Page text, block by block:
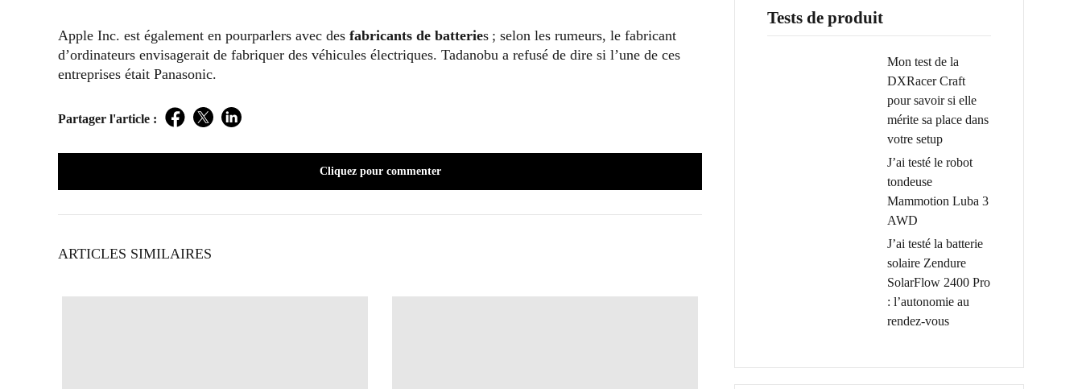
Apple Inc. est également en pourparlers avec des fabricants de batteries ; selon les rumeurs, le fabricant
d’ordinateurs envisagerait de fabriquer des véhicules électriques. Tadanobu a refusé de dire si l’une de ces
entreprises était Panasonic.
Partager l'article : Facebook
TwitterLinkedIn
Cliquez pour commenter
ARTICLES SIMILAIRES
Tests de produit
Mon test de la
DXRacer Craft
pour savoir si elle
mérite sa place dans
votre setup
J’ai testé le robot
tondeuse
Mammotion Luba 3
AWD
J’ai testé la batterie
solaire Zendure
SolarFlow 2400 Pro
: l’autonomie au
rendez-vous